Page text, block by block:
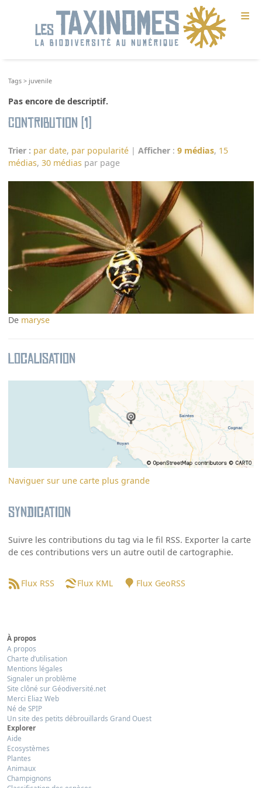
≡
Tags > juvenile
Pas encore de descriptif.
Contribution (1)
Trier : par date, par popularité |Afficher :9 médias, 15
médias,30 médias par page
De maryse
Localisation
Naviguer sur une carte plus grande
Syndication
Suivre les contributions du tag via le fil RSS. Exporter la carte
de ces contributions vers un autre outil de cartographie.
Flux RSS Flux KML Flux GeoRSS
À propos
A propos
Charte d’utilisation
Mentions légales
Signaler un problème
Site clôné sur Géodiversité.net
Merci Eliaz Web
Né de SPIP
Un site des petits débrouillards Grand Ouest
Explorer
Aide
Ecosystèmes
Plantes
Animaux
Champignons